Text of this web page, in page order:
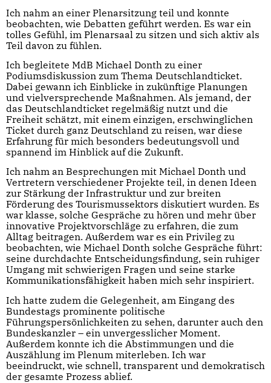
Ich nahm an einer Plenarsitzung teil und konnte
beobachten, wie Debatten geführt werden. Es war ein
tolles Gefühl, im Plenarsaal zu sitzen und sich aktiv als
Teil davon zu fühlen.
Ich begleitete MdB Michael Donth zu einer
Podiumsdiskussion zum Thema Deutschlandticket.
Dabei gewann ich Einblicke in zukünftige Planungen
und vielversprechende Maßnahmen. Als jemand, der
das Deutschlandticket regelmäßig nutzt und die
Freiheit schätzt, mit einem einzigen, erschwinglichen
Ticket durch ganz Deutschland zu reisen, war diese
Erfahrung für mich besonders bedeutungsvoll und
spannend im Hinblick auf die Zukunft.
Ich nahm an Besprechungen mit Michael Donth und
Vertretern verschiedener Projekte teil, in denen Ideen
zur Stärkung der Infrastruktur und zur breiten
Förderung des Tourismussektors diskutiert wurden. Es
war klasse, solche Gespräche zu hören und mehr über
innovative Projektvorschläge zu erfahren, die zum
Alltag beitragen. Außerdem war es ein Privileg zu
beobachten, wie Michael Donth solche Gespräche führt:
seine durchdachte Entscheidungsfindung, sein ruhiger
Umgang mit schwierigen Fragen und seine starke
Kommunikationsfähigkeit haben mich sehr inspiriert.
Ich hatte zudem die Gelegenheit, am Eingang des
Bundestags prominente politische
Führungspersönlichkeiten zu sehen, darunter auch den
Bundeskanzler – ein unvergesslicher Moment.
Außerdem konnte ich die Abstimmungen und die
Auszählung im Plenum miterleben. Ich war
beeindruckt, wie schnell, transparent und demokratisch
der gesamte Prozess ablief.